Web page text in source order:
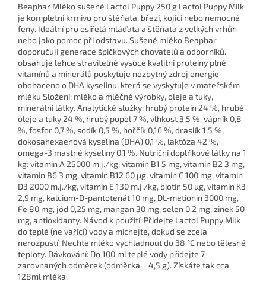
Beaphar Mléko sušené Lactol Puppy 250 g Lactol Puppy Milk
je kompletní krmivo pro štěňata, březí, kojící nebo nemocné
feny. Ideální pro osiřelá mláďata a štěňata z velkých vrhůn
nebo jako pomoc při odstavu. Sušené mléko Beaphar
doporučují generace špičkových chovatelů a odborníků.
obsahuje lehce stravitelné vysoce kvalitní proteiny plné
vitamínů a minerálů poskytuje nezbytný zdroj energie
obohaceno o DHA kyselinu, která se vyskytuje v mateřském
mléku Složení: mléko a mléčné výrobky, oleje a tuky,
minerální látky. Analytické složky: hrubý protein 24 %, hrubé
oleje a tuky 24 %, hrubý popel 7 %, vlhkost 3,5 %, vápník 0,8
%, fosfor 0,7 %, sodík 0,5 %, hořčík 0,16 %, draslík 1,5 %,
dokosahexaenová kyselina (DHA) 0,1 %, laktóza 42 %,
omega-3 mastné kyseliny 0,1 %. Nutriční doplňkové látky na 1
kg: vitamin A 25000 m.j./kg, vitamin B1 5 mg, vitamin B2 3 mg,
vitamin B6 3 mg, vitamin B12 60 µg, vitamin C 100 mg, vitamin
D3 2000 m.j./kg, vitamin E 130 m.j./kg, biotin 50 µg, vitamin K3
2,9 mg, kalcium-D-pantotenát 10 mg, DL-metionin 3000 mg,
Fe 80 mg, jód 0,25 mg, mangan 30 mg, selen 0,2 mg, zinek 50
mg, antioxidanty. Návod k použití: Přidejte Lactol Puppy Milk
do teplé (ne vařící) vody a míchejte, dokud se zcela
nerozpustí. Nechte mléko vychladnout do 38 °C nebo tělesné
teploty. Dávkování: Do 100 ml teplé vody přidejte 7
zarovnaných odměrek (odměrka = 4,5 g). Získáte tak cca
128ml mléka.